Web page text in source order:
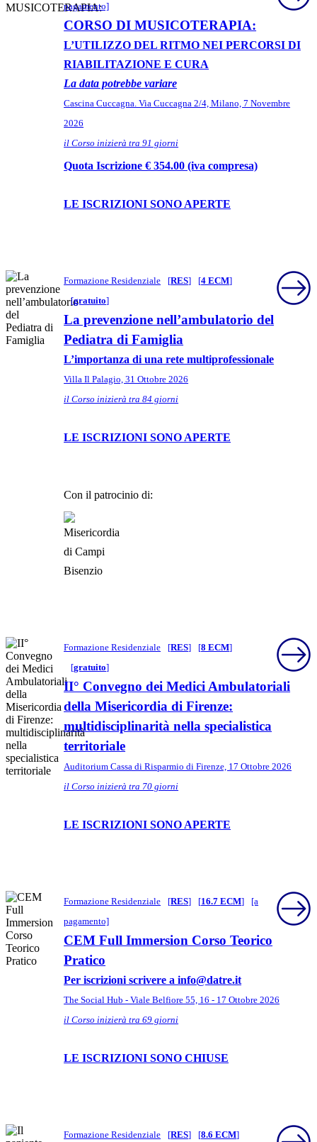
pagamento]
CORSO DI MUSICOTERAPIA:
L’UTILIZZO DEL RITMO NEI PERCORSI DI
RIABILITAZIONE E CURA
La data potrebbe variare
Cascina Cuccagna. Via Cuccagna 2/4, Milano, 7 Novembre
2026
il Corso inizierà tra 91 giorni
Quota Iscrizione € 354.00 (iva compresa)
LE ISCRIZIONI SONO APERTE
Formazione Residenziale [RES] [4 ECM]
[gratuito]
La prevenzione nell’ambulatorio del
Pediatra di Famiglia
L’importanza di una rete multiprofessionale
Villa Il Palagio, 31 Ottobre 2026
il Corso inizierà tra 84 giorni
LE ISCRIZIONI SONO APERTE
Con il patrocinio di:
Formazione Residenziale [RES] [8 ECM]
[gratuito]
II° Convegno dei Medici Ambulatoriali
della Misericordia di Firenze:
multidisciplinarità nella specialistica
territoriale
Auditorium Cassa di Risparmio di Firenze, 17 Ottobre 2026
il Corso inizierà tra 70 giorni
LE ISCRIZIONI SONO APERTE
Formazione Residenziale [RES] [16.7 ECM]
[a
pagamento]
CEM Full Immersion Corso Teorico
Pratico
Per iscrizioni scrivere a info@datre.it
The Social Hub - Viale Belfiore 55, 16 - 17 Ottobre 2026
il Corso inizierà tra 69 giorni
LE ISCRIZIONI SONO CHIUSE
Formazione Residenziale [RES] [8.6 ECM]